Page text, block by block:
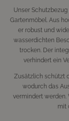
Unser
Gartenmöbel. Aus
er robust und
wasserdichten
trocken. Der
verhindert ein
Zusätzlich schützt
wodurch das
vermindert werden.
mit